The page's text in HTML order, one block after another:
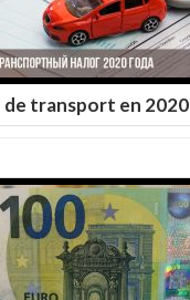
de transport en 2020